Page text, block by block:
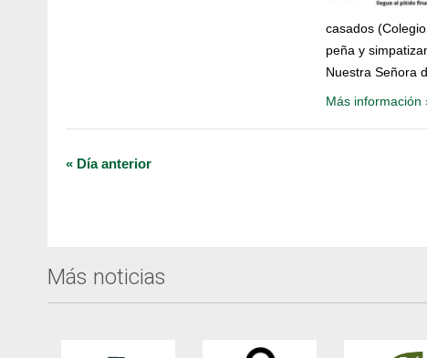
casados
peña y
Nuestra Señora
Más información
« Día anterior
Más noticias